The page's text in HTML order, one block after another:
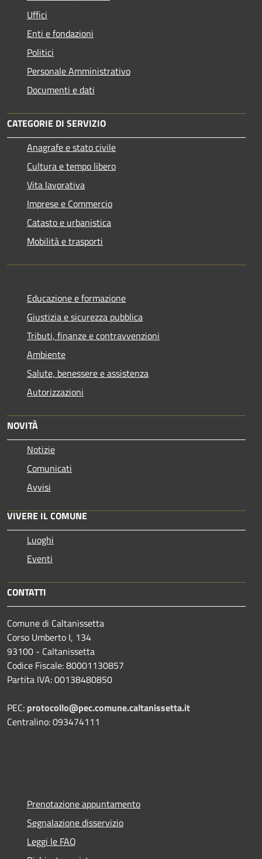
Uffici
Enti e fondazioni
Politici
Personale Amministrativo
Documenti e dati
CATEGORIE DI SERVIZIO
Anagrafe e stato civile
Cultura e tempo libero
Vita lavorativa
Imprese e Commercio
Catasto e urbanistica
Mobilità e trasporti
Educazione e formazione
Giustizia e sicurezza pubblica
Tributi, finanze e contravvenzioni
Ambiente
Salute, benessere e assistenza
Autorizzazioni
NOVITÀ
Notizie
Comunicati
Avvisi
VIVERE IL COMUNE
Luoghi
Eventi
CONTATTI
Comune di Caltanissetta
Corso Umberto I, 134
93100 - Caltanissetta
Codice Fiscale: 80001130857
Partita IVA: 00138480850
PEC: protocollo@pec.comune.caltanissetta.it
Centralino: 093474111
Prenotazione appuntamento
Segnalazione disservizio
Leggi le FAQ